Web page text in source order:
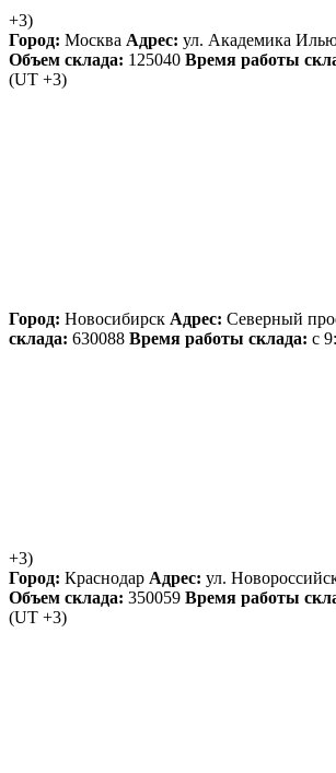
+3)
Город: Москва Адрес: ул. Академика
Объем склада: 125040 Время работы
(UT +3)
Город: Новосибирск Адрес: Северный
склада: 630088 Время работы склада: с
+3)
Город: Краснодар Адрес: ул.
Объем склада: 350059 Время работы
(UT +3)